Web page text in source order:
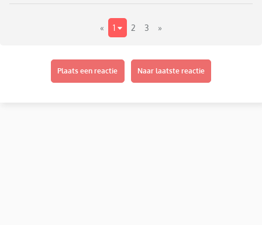
« 1 2 3 »
Plaats een reactie Naar laatste reactie